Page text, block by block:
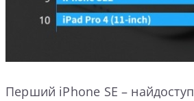
Перший iPhone SE –